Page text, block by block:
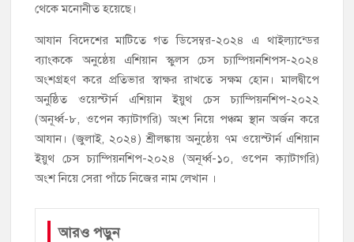
থেকে মনোনীত হয়েছে।
আযান বিদেশের মাটিতে গত ডিসেম্বর-২০২৪ এ থাইল্যান্ডের
ব্যাংককে অনুষ্ঠেয় এশিয়ান স্কুলস চেস চ্যাম্পিয়নশিপস-২০২৪
অংশগ্রহণ করে প্রতিভার স্বাক্ষর রাখতে সক্ষম হোন। মালদ্বীপে
অনুষ্ঠিত ওয়েস্টার্ন এশিয়ান ইয়ুথ চেস চ্যাম্পিয়নশিপ-২০২২
(অনূর্ধ্ব-৮, ওপেন ক্যাটাগরি) অংশ নিয়ে পঞ্চম স্থান অর্জন করে
আযান। (জুলাই, ২০২৪) শ্রীলঙ্কায় অনুষ্ঠেয় ৭ম ওয়েস্টার্ন এশিয়ান
ইয়ুথ চেস চ্যাম্পিয়নশিপ-২০২৪ (অনূর্ধ্ব-১০, ওপেন ক্যাটাগরি)
অংশ নিয়ে সেরা পাঁচে নিজের নাম লেখান ।
আরও পড়ুন